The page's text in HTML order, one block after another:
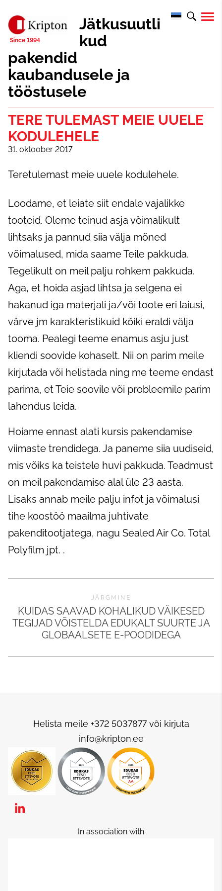
Jätkusuutli
kud
pakendid
kaubandusele ja
tööstusele
TERE TULEMAST MEIE UUELE
KODULEHELE
31. oktoober 2017
Teretulemast meie uuele kodulehele.
Loodame, et leiate siit endale vajalikke
tooteid. Oleme teinud asja võimalikult
lihtsaks ja pannud siia välja mõned
võimalused, mida saame Teile pakkuda.
Tegelikult on meil palju rohkem pakkuda.
Aga, et hoida asjad lihtsa ja selgena ei
hakanud iga materjali ja/või toote eri laiusi,
värve jm karakteristikuid kõiki eraldi välja
tooma. Pealegi teeme enamus asju just
kliendi soovide kohaselt. Nii on parim meile
kirjutada või helistada ning me teeme endast
parima, et Teie soovile või probleemile parim
lahendus leida.
Hoiame ennast alati kursis pakendamise
viimaste trendidega. Ja paneme siia uudiseid,
mis võiks ka teistele huvi pakkuda. Teadmust
on meil pakendamise alal üle 23 aasta.
Lisaks annab meile palju infot ja võimalusi
tihe koostöö maailma juhtivate
pakenditootjatega, nagu Sealed Air Co. Total
Polyfilm jpt. .
JÄRGMINE
KUIDAS SAAVAD KOHALIKUD VÄIKESED
TEGIJAD VÕISTELDA EDUKALT SUURTE JA
GLOBAALSETE E-POODIDEGA
Helista meile +372 5037877 või kirjuta
info@kripton.ee
In association with